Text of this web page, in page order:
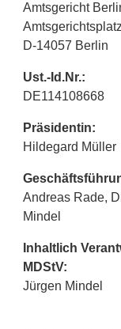
Amtsgericht
D-14057 Berlin
Ust.-Id.Nr.:
DE114108668
Präsidentin:
Hildegard Müller
Andreas Rade,
Mindel
Inhaltlich
MDStV:
Jürgen Mindel